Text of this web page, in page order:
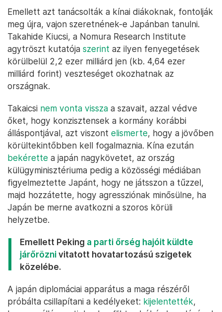
Emellett azt tanácsolták a kínai diákoknak, fontolják
meg újra, vajon szeretnének-e Japánban tanulni.
Takahide Kiucsi, a Nomura Research Institute
agytröszt kutatója szerint az ilyen fenyegetések
körülbelül 2,2 ezer milliárd jen (kb. 4,64 ezer
milliárd forint) veszteséget okozhatnak az
országnak.
Takaicsi nem vonta vissza a szavait, azzal védve
őket, hogy konzisztensek a kormány korábbi
álláspontjával, azt viszont elismerte, hogy a jövőben
körültekintőbben kell fogalmaznia. Kína ezután
bekérette a japán nagykövetet, az ország
külügyminisztériuma pedig a közösségi médiában
figyelmeztette Japánt, hogy ne játsszon a tűzzel,
majd hozzátette, hogy agressziónak minősülne, ha
Japán be merne avatkozni a szoros körüli
helyzetbe.
Emellett Peking a parti őrség hajóit küldte
járőröznivitatott hovatartozású szigetek
közelébe.
A japán diplomáciai apparátus a maga részéről
próbálta csillapítani a kedélyeket: kijelentették,